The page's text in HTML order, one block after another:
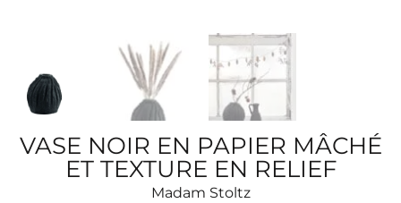
VASE NOIR EN PAPIER MÂCHÉ
ET TEXTURE EN RELIEF
Madam Stoltz